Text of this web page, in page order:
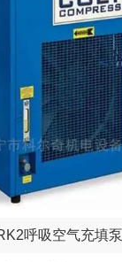
呼吸空气充填